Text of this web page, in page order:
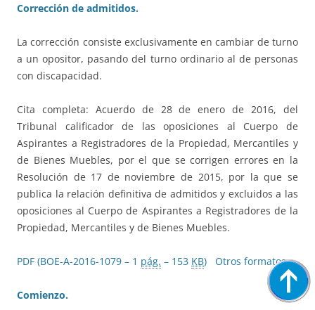
Corrección de admitidos.
La corrección consiste exclusivamente en cambiar de turno
a un opositor, pasando del turno ordinario al de personas
con discapacidad.
Cita completa: Acuerdo de 28 de enero de 2016, del
Tribunal calificador de las oposiciones al Cuerpo de
Aspirantes a Registradores de la Propiedad, Mercantiles y
de Bienes Muebles, por el que se corrigen errores en la
Resolución de 17 de noviembre de 2015, por la que se
publica la relación definitiva de admitidos y excluidos a las
oposiciones al Cuerpo de Aspirantes a Registradores de la
Propiedad, Mercantiles y de Bienes Muebles.
PDF (BOE-A-2016-1079 – 1 pág. – 153 KB) Otros formatos
Comienzo.